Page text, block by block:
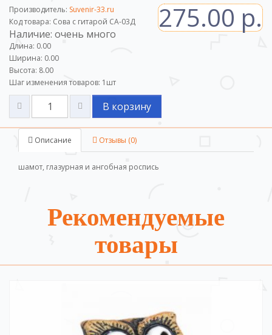
Производитель: Suvenir-33.ru
Код товара: Сова с гитарой СА-03Д
Наличие: очень много
Длина: 0.00
Ширина: 0.00
Высота: 8.00
Шаг изменения товаров: 1 шт
275.00 р.
В корзину
Описание Отзывы (0)
шамот, глазурная и ангобная роспись
Рекомендуемые
товары